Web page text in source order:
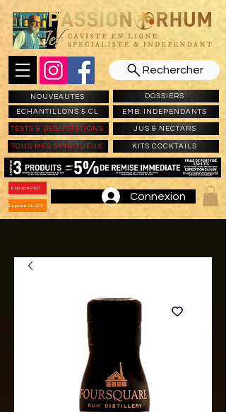
Rechercher
NOUVEAUTES
ECHANTILLONS 5 CL
DOSSIERS
EMB. INDEPENDANTS
TESTS & DEGUSTATIONS JUS & NECTARS
TOUS MES SPIRITUEUX KITS COCKTAILS
Espace PRO
Espace CLUBS
Connexion